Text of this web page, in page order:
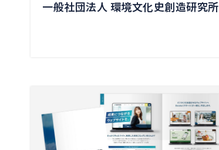
一般社団法人 環境文化史創造研究所